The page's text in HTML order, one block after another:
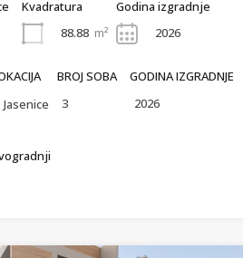
Kvadratura
88.88 m²
Godina izgradnje
2026
Jasenice
BROJ SOBA
3
GODINA IZGRADNJE
2026